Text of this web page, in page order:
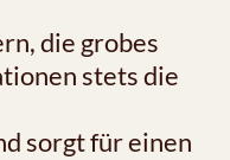
die grobes
stets die
sorgt für einen